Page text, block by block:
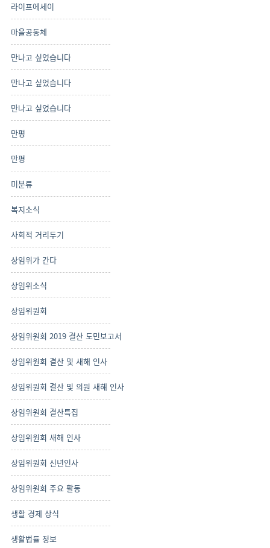
라이프에세이
마을공동체
만나고 싶었습니다
만나고 싶었습니다
만나고 싶었습니다
만평
만평
미분류
복지소식
사회적 거리두기
상임위가 간다
상임위소식
상임위원회
상임위원회 2019 결산 도민보고서
상임위원회 결산 및 새해 인사
상임위원회 결산 및 의원 새해 인사
상임위원회 결산특집
상임위원회 새해 인사
상임위원회 신년인사
상임위원회 주요 활동
생활 경제 상식
생활법률 정보